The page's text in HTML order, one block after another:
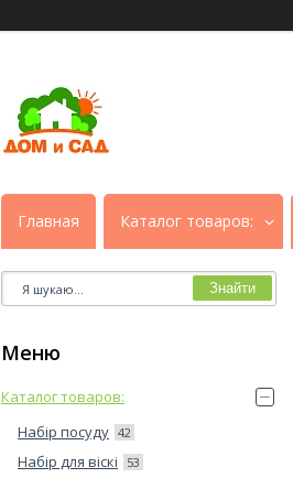
Главная Каталог товаров:
Знайти
Каталог товаров:
Набір посуду 42
Набір для віскі 53